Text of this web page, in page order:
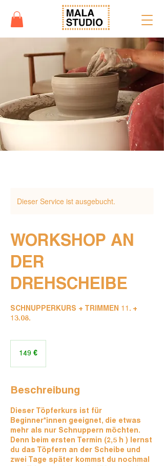
Dieser Service ist ausgebucht.
WORKSHOP AN
DER
DREHSCHEIBE
SCHNUPPERKURS + TRIMMEN 11. +
13.08.
149 €
Beschreibung
Dieser Töpferkurs ist für
Beginner*innen geeignet, die etwas
mehr als nur Schnuppern möchten.
Denn beim ersten Termin (2,5 h ) lernst
du das Töpfern an der Scheibe und
zwei Tage später kommst du nochmal